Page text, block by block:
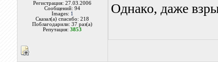
Регистрация: 27.03.2006
Сообщений: 94
Images: 1
Сказал(а) спасибо: 218
Поблагодарили: 37 раз(а)
Репутация:3853
Однако, даже